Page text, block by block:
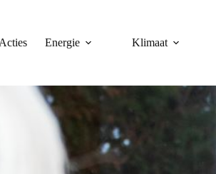
Acties Energie Klimaat